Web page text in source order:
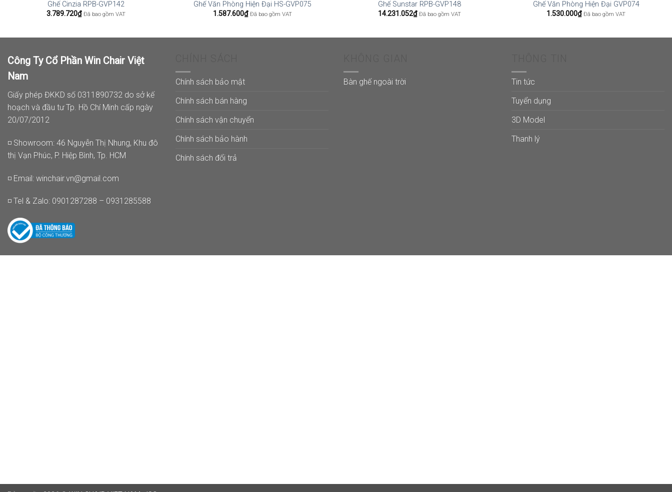
Ghế Cinzia RPB-GVP142
3.789.720₫ Đã bao gồm VAT
Ghế Văn Phòng Hiện Đại HS-GVP075
1.587.600₫ Đã bao gồm VAT
Ghế Sunstar RPB-GVP148
14.231.052₫ Đã bao gồm VAT
Ghế Văn Phòng Hiện Đại GVP074
1.530.000₫ Đã bao gồm VAT
Công Ty Cổ Phần Win Chair Việt
Nam
Giấy phép ĐKKD số 0311890732 do sở kế
hoạch và đầu tư Tp. Hồ Chí Minh cấp ngày
20/07/2012
◽ Showroom: 46 Nguyễn Thị Nhung, Khu đô
thị Vạn Phúc, P. Hiệp Bình, Tp. HCM
◽ Email: winchair.vn@gmail.com
◽ Tel & Zalo: 0901287288 – 0931285588
Chính sách bảo mật
Chính sách bán hàng
Chính sách vận chuyển
Chính sách bảo hành
Chính sách đổi trả
Bàn ghế ngoài trời
Tin tức
Tuyển dụng
3D Model
Thanh lý